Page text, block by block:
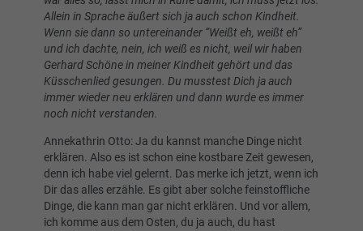
Allein in Sprache äußert sich ja auch schon Kindheit.
Wenn sie dann so untereinander “Weißt eh, weißt eh”
und ich dachte, nein, ich weiß es nicht, weil wir haben
Gerhard Schöne in meiner Kindheit gehört und das
Küsschenlied gesungen. Du musstest Dich ja auch
immer wieder neu erklären und dann wurde es immer
noch nicht verstanden.
Annekathrin Otto: Ja du kannst manche Dinge nicht
erklären. Also es ist schon eine kostbare Zeit gewesen,
denn ich habe viel gelernt. Das merke ich jetzt, wenn ich
Dir das alles erzähle. Es gibt aber solche feinstoffliche
Dinge, die kann man gar nicht erklären. Und vor allem,
ich komme aus dem Osten, du ja auch, du hast